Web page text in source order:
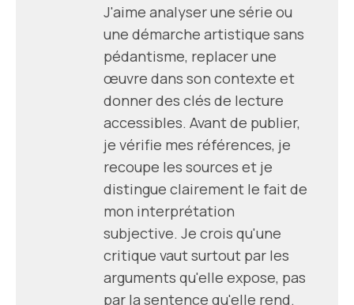
J'aime analyser une série ou
une démarche artistique sans
pédantisme, replacer une
œuvre dans son contexte et
donner des clés de lecture
accessibles. Avant de publier,
je vérifie mes références, je
recoupe les sources et je
distingue clairement le fait de
mon interprétation
subjective. Je crois qu'une
critique vaut surtout par les
arguments qu'elle expose, pas
par la sentence qu'elle rend.